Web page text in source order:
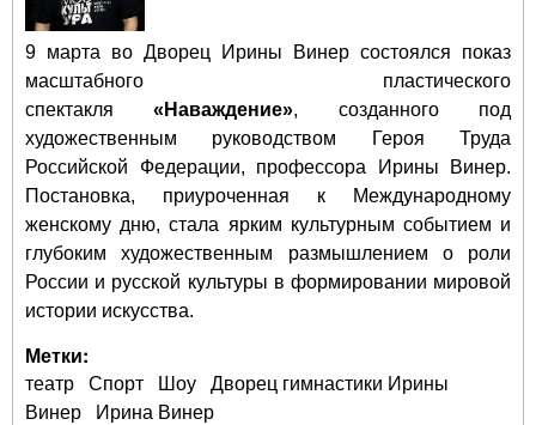
9 марта во Дворец Ирины Винер состоялся показ
масштабного пластического
спектакля«Наваждение», созданного под
художественным руководством Героя Труда
Российской Федерации, профессора Ирины Винер.
Постановка, приуроченная к Международному
женскому дню, стала ярким культурным событием и
глубоким художественным размышлением о роли
России и русской культуры в формировании мировой
истории искусства.
Метки:
театр Спорт Шоу
Дворец гимнастики Ирины
Винер
Ирина Винер